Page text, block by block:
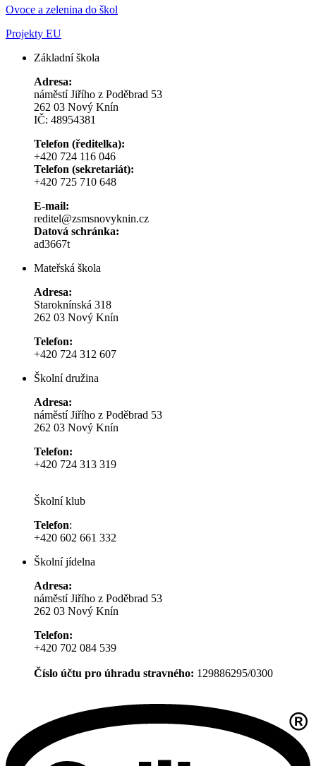
Ovoce a zelenina do škol
Projekty EU
Základní škola
Adresa:
náměstí Jiřího z Poděbrad 53
262 03 Nový Knín
IČ: 48954381
Telefon (ředitelka):
+420 724 116 046
Telefon (sekretariát):
+420 725 710 648
E-mail:
reditel@zsmsnovyknin.cz
Datová schránka:
ad3667t
Mateřská škola
Adresa:
Staroknínská 318
262 03 Nový Knín
Telefon:
+420 724 312 607
Školní družina
Adresa:
náměstí Jiřího z Poděbrad 53
262 03 Nový Knín
Telefon:
+420 724 313 319
Školní klub
Telefon:
+420 602 661 332
Školní jídelna
Adresa:
náměstí Jiřího z Poděbrad 53
262 03 Nový Knín
Telefon:
+420 702 084 539
Číslo účtu pro úhradu stravného: 129886295/0300